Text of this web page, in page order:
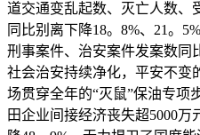
道交通变乱起数、灭亡人数、
同比别离下降18。8%、21。
刑事案件、治安案件发案数同
社会治安持续净化，平安不变
场贯穿全年的“灭鼠”保油专项
田企业间接经济丧失超5000